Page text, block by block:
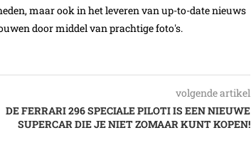
maar ook in het leveren van up-to-date nieuws
door middel van prachtige foto's.
volgende artikel
DE FERRARI 296 SPECIALE PILOTI IS EEN NIEUWE
SUPERCAR DIE JE NIET ZOMAAR KUNT KOPEN!